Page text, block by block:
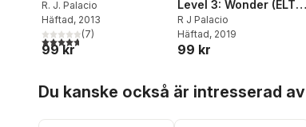
R. J. Palacio
Häftad, 2013
4,7utav 5 stjärnor. Totalt antal röster:
(7)
99 kr
Level 3: Wonder (ELT
Graded Reader)
R J Palacio
Häftad, 2019
99 kr
Du kanske också är intresserad av